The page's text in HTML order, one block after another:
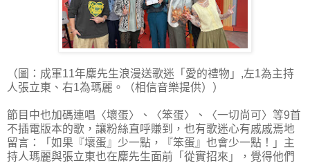
（圖：成軍11年麋先生浪漫送歌迷「愛的禮物」,左1為主持
人張立東、右1為瑪麗。（相信音樂提供））
節目中也加碼連唱〈壞蛋〉、〈笨蛋〉、〈一切尚可〉等9首
不插電版本的歌，讓粉絲直呼賺到，也有歌迷心有戚戚焉地
留言：「如果『壞蛋』少一點，『笨蛋』也會少一點！」主
持人瑪麗與張立東也在麋先生面前「從實招來」，覺得他們